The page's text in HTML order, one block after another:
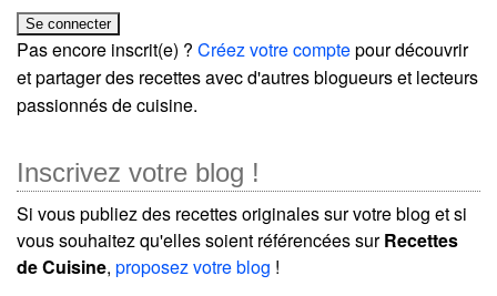
Pas encore inscrit(e) ? Créez votre comptepour découvrir
et partager des recettes avec d'autres blogueurs et lecteurs
passionnés de cuisine.
Inscrivez votre blog !
Si vous publiez des recettes originales sur votre blog et si
vous souhaitez qu'elles soient référencées surRecettes
de Cuisine, proposez votre blog !